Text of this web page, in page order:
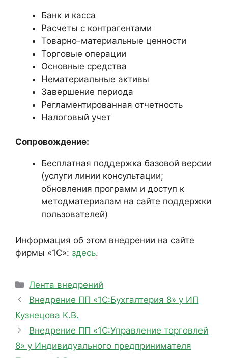
Банк и касса
Расчеты с контрагентами
Товарно-материальные ценности
Торговые операции
Основные средства
Нематериальные активы
Завершение периода
Регламентированная отчетность
Налоговый учет
Сопровождение:
Бесплатная поддержка базовой версии
(услуги линии консультации;
обновления программ и доступ к
методматериалам на сайте поддержки
пользователей)
Информация об этом внедрении на сайте
фирмы «1С»: здесь.
Рубрики
Лента внедрений
Внедрение ПП «1С:Бухгалтерия 8» у ИП
Кузнецова К.В.
Внедрение ПП «1С:Управление торговлей
8» у Индивидуального предпринимателя